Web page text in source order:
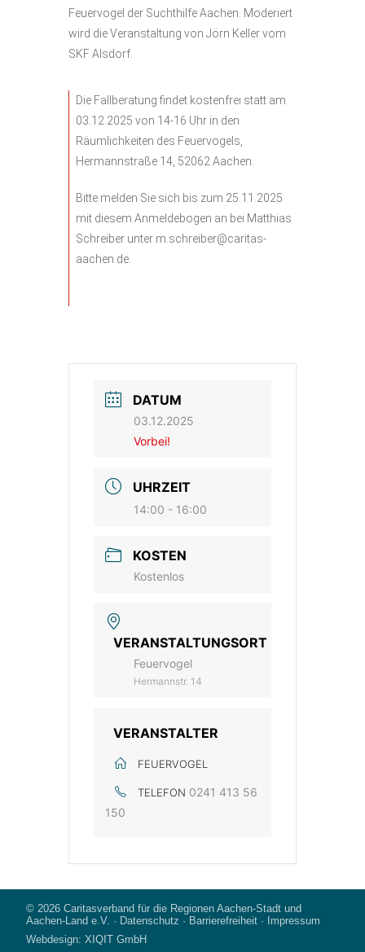
Feuervogel der Suchthilfe Aachen. Moderiert
wird die Veranstaltung von Jörn Keller vom
SKF Alsdorf.
Die Fallberatung findet kostenfrei statt am
03.12.2025 von 14-16 Uhr in den
Räumlichkeiten des Feuervogels,
Hermannstraße 14, 52062 Aachen.
Bitte melden Sie sich bis zum 25.11.2025
mit diesem Anmeldebogen an bei Matthias
Schreiber unter m.schreiber@caritas-
aachen.de
DATUM
03.12.2025
Vorbei!
UHRZEIT
14:00 - 16:00
KOSTEN
Kostenlos
VERANSTALTUNGSORT
Feuervogel
Hermannstr. 14
VERANSTALTER
FEUERVOGEL
TELEFON 0241 413 56
150
© 2026 Caritasverband für die Regionen Aachen-Stadt und
Aachen-Land e.V. · Datenschutz · Barrierefreiheit ·
Impressum
Webdesign: XIQIT GmbH